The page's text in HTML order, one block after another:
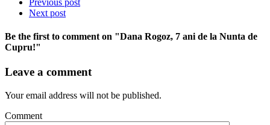
Next post
Be the first to comment on "Dana Rogoz, 7 ani de la Nunta de
Cupru!"
Leave a comment
Your email address will not be published.
Comment